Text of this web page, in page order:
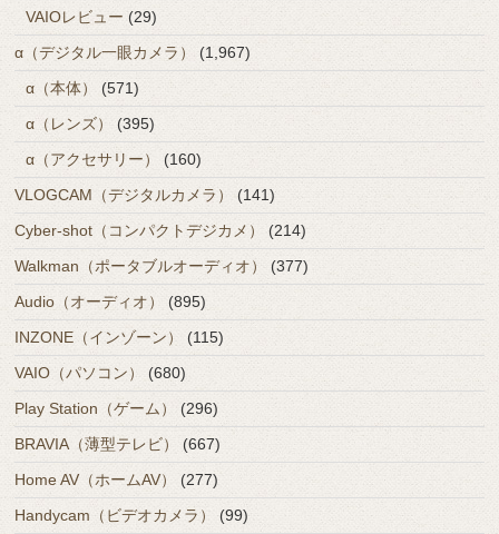
VAIOレビュー (29)
α（デジタル一眼カメラ）
(1,967)
α（本体）
(571)
α（レンズ）
(395)
α（アクセサリー）
(160)
VLOGCAM（デジタルカメラ）
(141)
Cyber-shot（コンパクトデジカメ）
(214)
Walkman（ポータブルオーディオ）
(377)
Audio（オーディオ）
(895)
INZONE（インゾーン）
(115)
VAIO（パソコン）
(680)
Play Station（ゲーム）
(296)
BRAVIA（薄型テレビ）
(667)
Home AV（ホームAV）
(277)
Handycam（ビデオカメラ） (99)